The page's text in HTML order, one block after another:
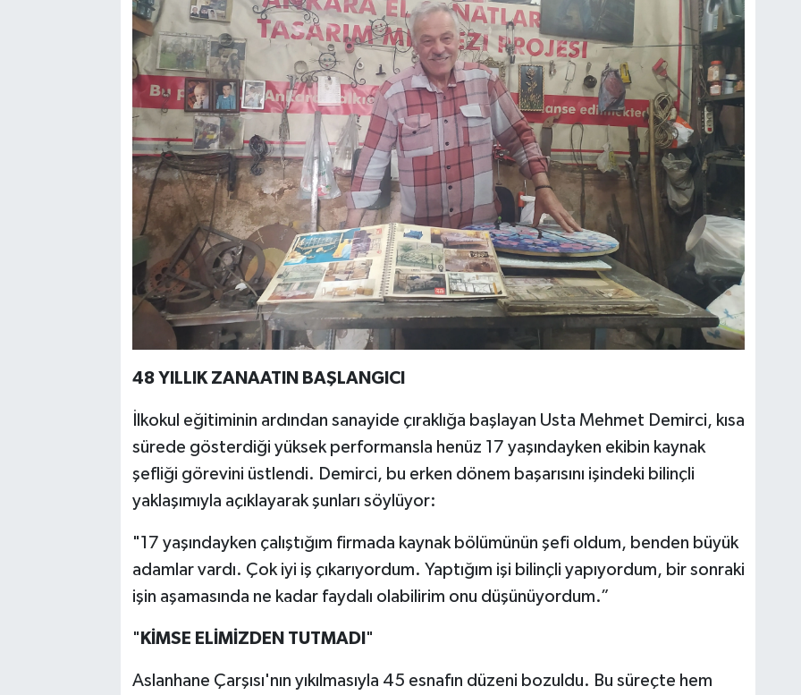
48 YILLIK ZANAATIN BAŞLANGICI
İlkokul eğitiminin ardından sanayide çıraklığa başlayan Usta Mehmet Demirci, kısa
sürede gösterdiği yüksek performansla henüz 17 yaşındayken ekibin kaynak
şefliği görevini üstlendi. Demirci, bu erken dönem başarısını işindeki bilinçli
yaklaşımıyla açıklayarak şunları söylüyor:
"17 yaşındayken çalıştığım firmada kaynak bölümünün şefi oldum, benden büyük
adamlar vardı. Çok iyi iş çıkarıyordum. Yaptığım işi bilinçli yapıyordum, bir sonraki
işin aşamasında ne kadar faydalı olabilirim onu düşünüyordum.”
" KİMSE ELİMİZDEN TUTMADI "
Aslanhane Çarşısı'nın yıkılmasıyla 45 esnafın düzeni bozuldu. Bu süreçte hem